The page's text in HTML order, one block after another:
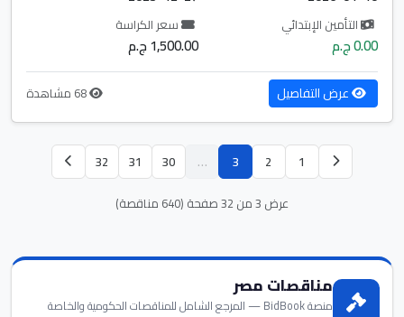
التأمين الإبتدائي
0.00 ج.م
سعر الكراسة
1,500.00 ج.م
عرض التفاصيل
1
2
3
…
30
31
32
عرض 3 من 32 صفحة (640 مناقصة)
مناقصات مصر
منصة BidBook — المرجع الشامل للمناقصات الحكومية والخاصة